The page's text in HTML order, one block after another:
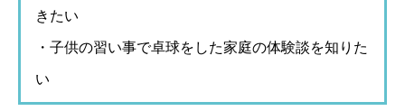
きたい
・子供の習い事で卓球をした家庭の体験談を知りた
い